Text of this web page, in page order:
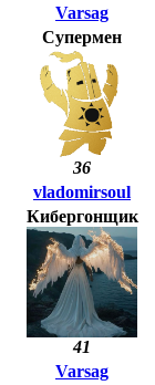
Varsag
Супермен
36
vladomirsoul
Кибергонщик
41
Varsag